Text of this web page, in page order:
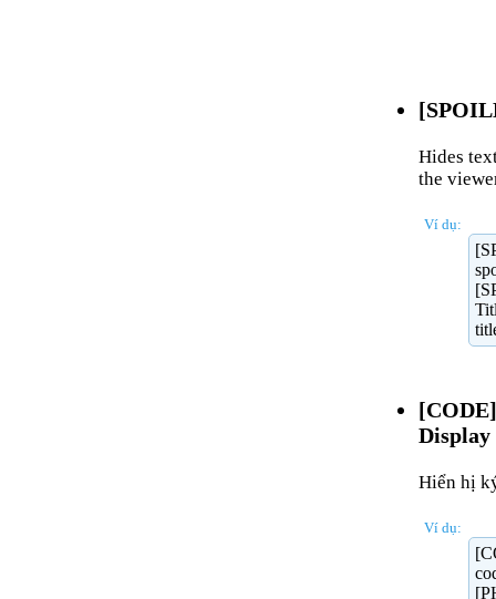
Hides
the
Ví dụ:
Display
Hiển hị
Ví dụ: